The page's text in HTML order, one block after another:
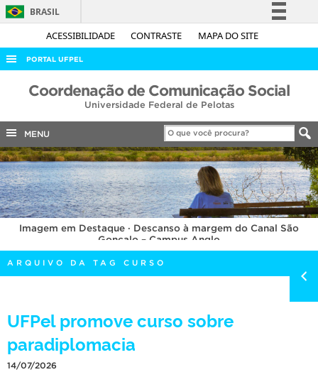
ACESSIBILIDADE CONTRASTE MAPA DO SITE
BRASIL
Simplifique!
Acesso à informação
Legislação
Canais
PORTAL UFPEL
ACESSO À INFORMAÇÃO
COBALTO
CONCURSOS
EDITAIS
INTERNACIONAL
OUVIDORIA
PORTARIAS
TELEFONES
Coordenação de Comunicação Social
Universidade Federal de Pelotas
MENU
Imagem em Destaque · Descanso à margem do Canal São
Gonçalo – Campus Anglo
ARQUIVO DA TAG CURSO
UFPel promove curso sobre
paradiplomacia
14/07/2026